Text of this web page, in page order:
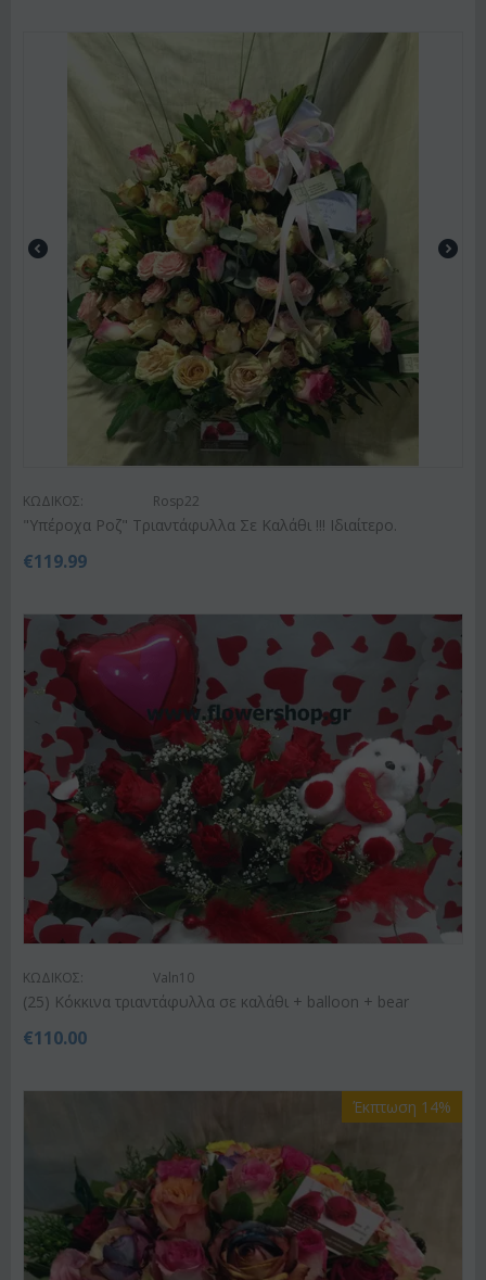
ΚΩΔΙΚΟΣ: Rosp22
"Υπέροχα Ροζ" Τριαντάφυλλα Σε Καλάθι !!! Ιδιαίτερο.
€119.99
ΚΩΔΙΚΟΣ: Valn10
(25) Κόκκινα τριαντάφυλλα σε καλάθι + balloon + bear
€110.00
Έκπτωση 14%